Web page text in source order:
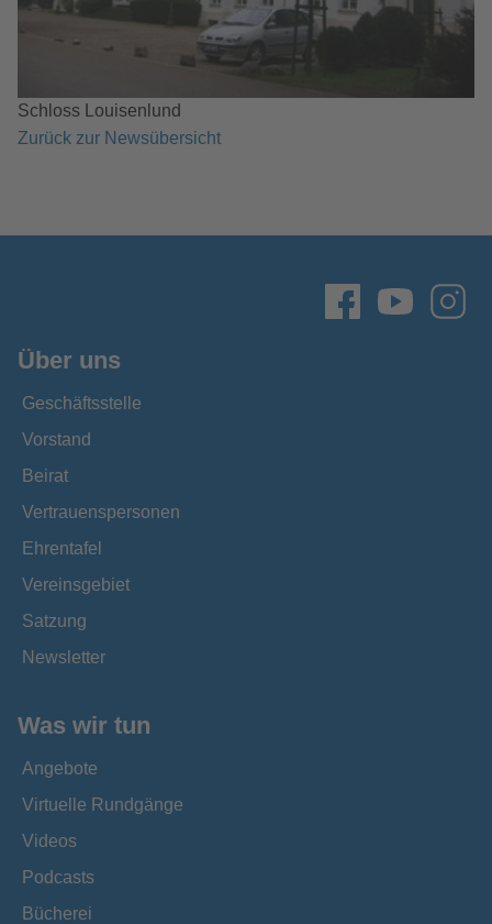
Schloss Louisenlund
Zurück zur Newsübersicht
Über uns
Geschäftsstelle
Vorstand
Beirat
Vertrauenspersonen
Ehrentafel
Vereinsgebiet
Satzung
Newsletter
Was wir tun
Angebote
Virtuelle Rundgänge
Videos
Podcasts
Bücherei